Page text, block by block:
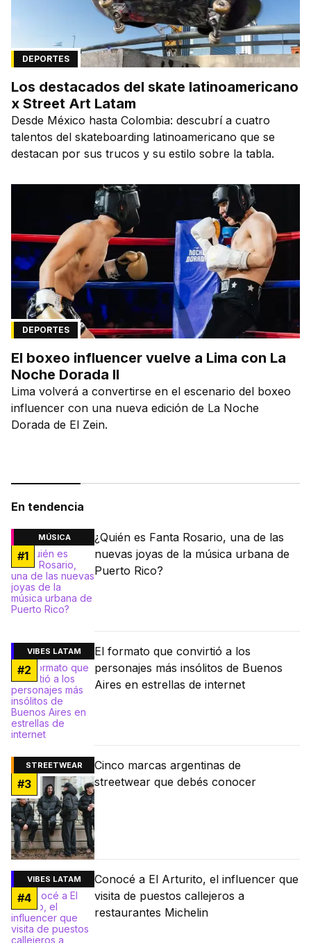
DEPORTES
Los destacados del skate latinoamericano
x Street Art Latam
Desde México hasta Colombia: descubrí a cuatro
talentos del skateboarding latinoamericano que se
destacan por sus trucos y su estilo sobre la tabla.
DEPORTES
El boxeo influencer vuelve a Lima con La
Noche Dorada II
Lima volverá a convertirse en el escenario del boxeo
influencer con una nueva edición de La Noche
Dorada de El Zein.
En tendencia
MÚSICA
#1
¿Quién es Fanta Rosario, una de las
nuevas joyas de la música urbana de
Puerto Rico?
VIBES LATAM
#2
El formato que convirtió a los
personajes más insólitos de Buenos
Aires en estrellas de internet
STREETWEAR
#3
Cinco marcas argentinas de
streetwear que debés conocer
VIBES LATAM
#4
Conocé a El Arturito, el influencer que
visita de puestos callejeros a
restaurantes Michelin